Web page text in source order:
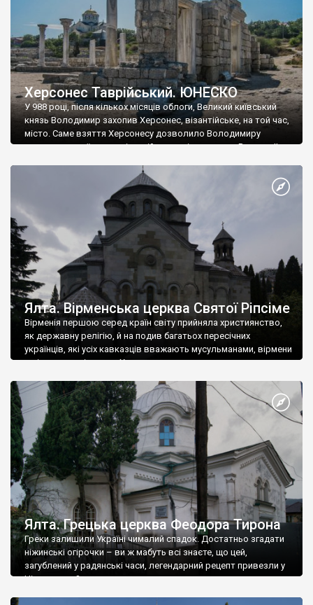
Херсонес Таврійський. ЮНЕСКО
У 988 році, після кількох місяців облоги, Великий київський
князь Володимир захопив Херсонес, візантійське, на той час,
місто. Саме взяття Херсонесу дозволило Володимиру
диктувати свої умови візантійському імператору Василю ІІ, та
Херсонесі Володимир-язичник, став Василем-християнином.
А потім було Хрещення Русі. На честь Херсонесу Таврійського
Ялта. Вірменська церква Святої Ріпсіме
Вірменія першою серед країн світу прийняла християнство,
як державну релігію, й на подив багатьох пересічних
українців, які усіх кавказців вважають мусульманами, вірмени
є відданими вірянами Христа
Ялта. Грецька церква Феодора Тирона
Греки залишили Україні чималий спадок. Достатньо згадати
ніжинські огірочки – ви ж мабуть всі знаєте, що цей,
загублений у радянські часи, легендарний рецепт привезли у
Ніжин греки?